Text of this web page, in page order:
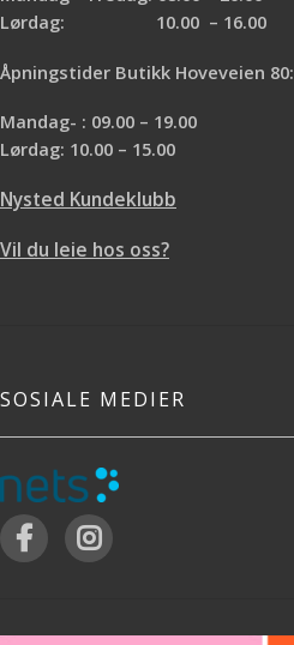
Lørdag: 10.00 – 16.00
Åpningstider Butikk Hoveveien 80:
Mandag- : 09.00 – 19.00
Lørdag: 10.00 – 15.00
Nysted Kundeklubb
Vil du leie hos oss?
SOSIALE MEDIER